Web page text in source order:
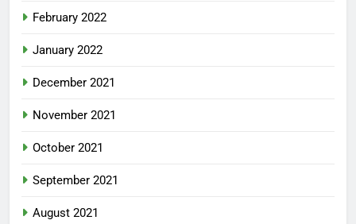
February 2022
January 2022
December 2021
November 2021
October 2021
September 2021
August 2021